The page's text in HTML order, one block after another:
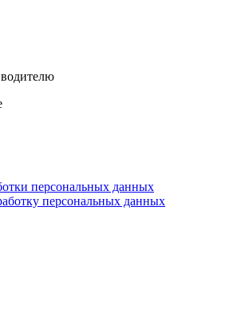
персональных данных
персональных данных